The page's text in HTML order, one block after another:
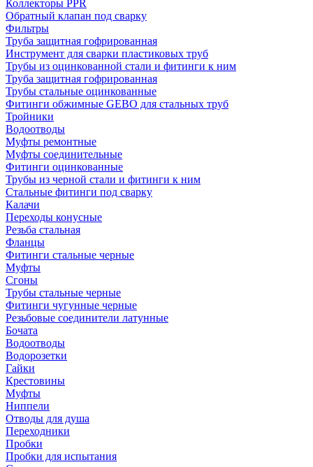
Коллекторы PPR
Обратный клапан под сварку
Фильтры
Труба защитная гофрированная
Инструмент для сварки пластиковых труб
Трубы из оцинкованной стали и фитинги к ним
Труба защитная гофрированная
Трубы стальные оцинкованные
Фитинги обжимные GEBO для стальных труб
Тройники
Водоотводы
Муфты ремонтные
Муфты соединительные
Фитинги оцинкованные
Трубы из черной стали и фитинги к ним
Стальные фитинги под сварку
Калачи
Переходы конусные
Резьба стальная
Фланцы
Фитинги стальные черные
Муфты
Сгоны
Трубы стальные черные
Фитинги чугунные черные
Резьбовые соединители латунные
Бочата
Водоотводы
Водорозетки
Гайки
Крестовины
Муфты
Ниппели
Отводы для душа
Переходники
Пробки
Пробки для испытания